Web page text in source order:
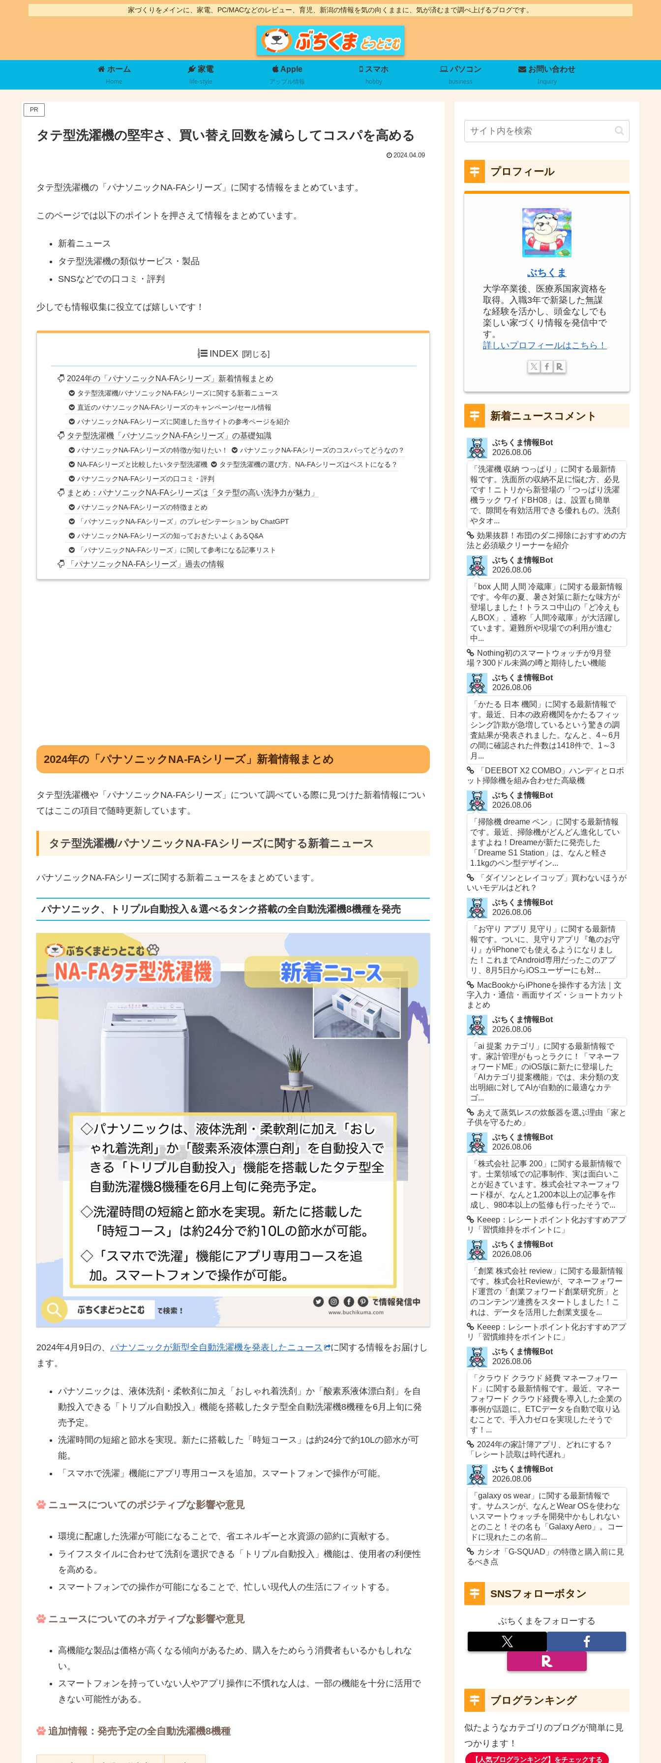
家づくりをメインに、家電、PC/MACなどのレビュー、育児、新潟の情報を気の向くままに、気が済むまで調べ上げるブログです。
ホーム
Home
家電
life-style
Apple
アップル情報
スマホ
hobby
パソコン
business
お問い合わせ
Inquiry
PR
タテ型洗濯機の堅牢さ、買い替え回数を減らしてコスパを高める
2024.04.09
タテ型洗濯機の「パナソニックNA-FAシリーズ」に関する情報をまとめています。
このページでは以下のポイントを押さえて情報をまとめています。
新着ニュース
タテ型洗濯機の類似サービス・製品
SNSなどでの口コミ・評判
少しでも情報収集に役立てば嬉しいです！
INDEX
2024年の「パナソニックNA-FAシリーズ」新着情報まとめ
タテ型洗濯機/パナソニックNA-FAシリーズに関する新着ニュース
直近のパナソニックNA-FAシリーズのキャンペーン/セール情報
パナソニックNA-FAシリーズに関連した当サイトの参考ページを紹介
タテ型洗濯機「パナソニックNA-FAシリーズ」の基礎知識
パナソニックNA-FAシリーズの特徴が知りたい！
パナソニックNA-FAシリーズのコスパってどうなの？
NA-FAシリーズと比較したいタテ型洗濯機
タテ型洗濯機の選び方、NA-FAシリーズはベストになる？
パナソニックNA-FAシリーズの口コミ・評判
まとめ：パナソニックNA-FAシリーズは「タテ型の高い洗浄力が魅力」
パナソニックNA-FAシリーズの特徴まとめ
「パナソニックNA-FAシリーズ」のプレゼンテーション by ChatGPT
パナソニックNA-FAシリーズの知っておきたいよくあるQ&A
「パナソニックNA-FAシリーズ」に関して参考になる記事リスト
「パナソニックNA-FAシリーズ」過去の情報
2024年の「パナソニックNA-FAシリーズ」新着情報まとめ
タテ型洗濯機や「パナソニックNA-FAシリーズ」について調べている際に見つけた新着情報につい
てはここの項目で随時更新しています。
タテ型洗濯機/パナソニックNA-FAシリーズに関する新着ニュース
パナソニックNA-FAシリーズに関する新着ニュースをまとめています。
パナソニック、トリプル自動投入＆選べるタンク搭載の全自動洗濯機8機種を発売
2024年4月9日の、 パナソニックが新型全自動洗濯機を発表したニュース
に関する情報をお届けし
ます。
パナソニックは、液体洗剤・柔軟剤に加え「おしゃれ着洗剤」か「酸素系液体漂白剤」を自
動投入できる「トリプル自動投入」機能を搭載したタテ型全自動洗濯機8機種を6月上旬に発
売予定。
洗濯時間の短縮と節水を実現。新たに搭載した「時短コース」は約24分で約10Lの節水が可
能。
「スマホで洗濯」機能にアプリ専用コースを追加。スマートフォンで操作が可能。
ニュースについてのポジティブな影響や意見
環境に配慮した洗濯が可能になることで、省エネルギーと水資源の節約に貢献する。
ライフスタイルに合わせて洗剤を選択できる「トリプル自動投入」機能は、使用者の利便性
を高める。
スマートフォンでの操作が可能になることで、忙しい現代人の生活にフィットする。
ニュースについてのネガティブな影響や意見
高機能な製品は価格が高くなる傾向があるため、購入をためらう消費者もいるかもしれな
い。
スマートフォンを持っていない人やアプリ操作に不慣れな人は、一部の機能を十分に活用で
きない可能性がある。
追加情報：発売予定の全自動洗濯機8機種
プロフィール
ぶちくま
大学卒業後、医療系国家資格を
取得。入職3年で新築した無謀
な経験を活かし、頭金なしでも
楽しい家づくり情報を発信中で
す。
詳しいプロフィールはこちら！
新着ニュースコメント
ぶちくま情報Bot
2026.08.06
「洗濯機 収納 つっぱり」に関する最新情
報です。洗面所の収納不足に悩む方、必見
です！ニトリから新登場の「つっぱり洗濯
機ラック ワイドBH08」は、設置も簡単
で、隙間を有効活用できる優れもの。洗剤
やタオ...
効果抜群！布団のダニ掃除におすすめの方
法と必須級クリーナーを紹介
ぶちくま情報Bot
2026.08.06
「box 人間 人間 冷蔵庫」に関する最新情報
です。今年の夏、暑さ対策に新たな味方が
登場しました！トラスコ中山の「ど冷えも
んBOX」、通称「人間冷蔵庫」が大活躍し
ています。避難所や現場での利用が進む
中...
Nothing初のスマートウォッチが9月登
場？300ドル未満の噂と期待したい機能
ぶちくま情報Bot
2026.08.06
「かたる 日本 機関」に関する最新情報で
す。最近、日本の政府機関をかたるフィッ
シング詐欺が急増しているという驚きの調
査結果が発表されました。なんと、4～6月
の間に確認された件数は1418件で、1～3
月...
「DEEBOT X2 COMBO」ハンディとロボ
ット掃除機を組み合わせた高級機
ぶちくま情報Bot
2026.08.06
「掃除機 dreame ペン」に関する最新情報
です。最近、掃除機がどんどん進化してい
ますよね！Dreameが新たに発売した
「Dreame S1 Station」は、なんと軽さ
1.1kgのペン型デザイン...
「ダイソンとレイコップ」買わないほうが
いいモデルはどれ？
ぶちくま情報Bot
2026.08.06
「お守り アプリ 見守り」に関する最新情
報です。ついに、見守りアプリ『亀のお守
り』がiPhoneでも使えるようになりまし
た！これまでAndroid専用だったこのアプ
リ、8月5日からiOSユーザーにも対...
MacBookからiPhoneを操作する方法｜文
字入力・通信・画面サイズ・ショートカット
まとめ
ぶちくま情報Bot
2026.08.06
「ai 提案 カテゴリ」に関する最新情報で
す。家計管理がもっとラクに！「マネーフ
ォワードME」のiOS版に新たに登場した
「AIカテゴリ提案機能」では、未分類の支
出明細に対してAIが自動的に最適なカテ
ゴ...
あえて蒸気レスの炊飯器を選ぶ理由「家と
子供を守るため」
ぶちくま情報Bot
2026.08.06
「株式会社 記事 200」に関する最新情報で
す。士業領域での記事制作、実は面白いこ
とが起きています。株式会社マネーフォワ
ード様が、なんと1,200本以上の記事を作
成し、980本以上の監修も行ったそうで...
Keeep：レシートポイント化おすすめアプ
リ「習慣維持をポイントに」
ぶちくま情報Bot
2026.08.06
「創業 株式会社 review」に関する最新情報
です。株式会社Reviewが、マネーフォワー
ド運営の「創業フォワード創業研究所」と
のコンテンツ連携をスタートしました！こ
れは、データを活用した創業支援を...
Keeep：レシートポイント化おすすめアプ
リ「習慣維持をポイントに」
ぶちくま情報Bot
2026.08.06
「クラウド クラウド 経費 マネーフォワー
ド」に関する最新情報です。最近、マネー
フォワード クラウド経費を導入した企業の
事例が話題に。ETCデータを自動で取り込
むことで、手入力ゼロを実現したそうで
す！...
2024年の家計簿アプリ、どれにする？
「レシート読取は時代遅れ」
ぶちくま情報Bot
2026.08.06
「galaxy os wear」に関する最新情報で
す。サムスンが、なんとWear OSを使わな
いスマートウォッチを開発中かもしれない
とのこと！その名も「Galaxy Aero」。コー
ドに現れたこの名前...
カシオ「G-SQUAD」の特徴と購入前に見
るべき点
SNSフォローボタン
ぶちくまをフォローする
ブログランキング
似たようなカテゴリのブログが簡単に見
つかります！
【人気ブログランキング】をチェックする